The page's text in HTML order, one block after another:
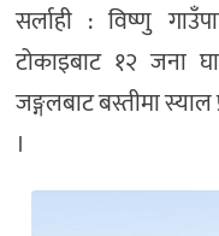
सर्लाही : विष्णु
टोकाइबाट १२ जना
जङ्गलबाट बस्तीमा
।